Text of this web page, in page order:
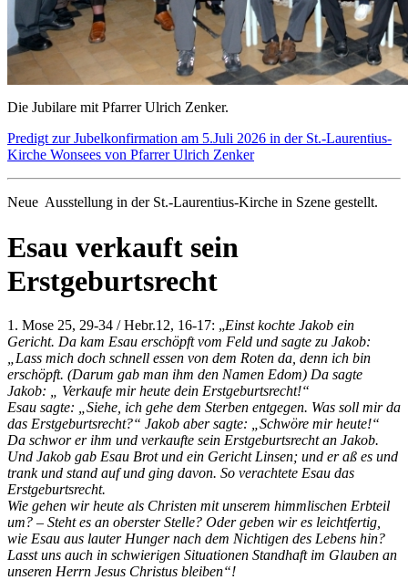
Die Jubilare mit Pfarrer Ulrich Zenker.
Predigt zur Jubelkonfirmation am 5.Juli 2026 in der St.-Laurentius-
Kirche Wonsees von Pfarrer Ulrich Zenker
Neue Ausstellung in der St.-Laurentius-Kirche in Szene gestellt.
Esau verkauft sein
Erstgeburtsrecht
1. Mose 25, 29-34 / Hebr.12, 16-17: „Einst kochte Jakob ein
Gericht. Da kam Esau erschöpft vom Feld und sagte zu Jakob:
„Lass mich doch schnell essen von dem Roten da, denn ich bin
erschöpft. (Darum gab man ihm den Namen Edom) Da sagte
Jakob: „ Verkaufe mir heute dein Erstgeburtsrecht!“
Esau sagte: „Siehe, ich gehe dem Sterben entgegen. Was soll mir da
das Erstgeburtsrecht?“ Jakob aber sagte: „Schwöre mir heute!“
Da schwor er ihm und verkaufte sein Erstgeburtsrecht an Jakob.
Und Jakob gab Esau Brot und ein Gericht Linsen; und er aß es und
trank und stand auf und ging davon. So verachtete Esau das
Erstgeburtsrecht.
Wie gehen wir heute als Christen mit unserem himmlischen Erbteil
um? – Steht es an oberster Stelle? Oder geben wir es leichtfertig,
wie Esau aus lauter Hunger nach dem Nichtigen des Lebens hin?
Lasst uns auch in schwierigen Situationen Standhaft im Glauben an
unseren Herrn Jesus Christus bleiben“!